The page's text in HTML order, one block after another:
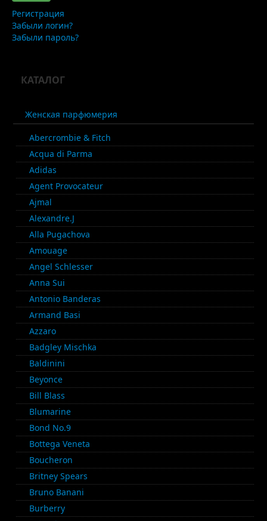
Регистрация
Забыли логин?
Забыли пароль?
КАТАЛОГ
Женская парфюмерия
Abercrombie & Fitch
Acqua di Parma
Adidas
Agent Provocateur
Ajmal
Alexandre.J
Alla Pugachova
Amouage
Angel Schlesser
Anna Sui
Antonio Banderas
Armand Basi
Azzaro
Badgley Mischka
Baldinini
Beyonce
Bill Blass
Blumarine
Bond No.9
Bottega Veneta
Boucheron
Britney Spears
Bruno Banani
Burberry